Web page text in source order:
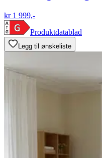
kr 1 999,-
Produktdatablad
Legg til ønskeliste